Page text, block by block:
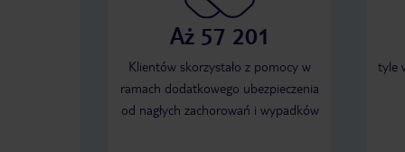
Aż 57 201
Klientów skorzystało z pomocy w
ramach dodatkowego ubezpieczenia
od nagłych zachorowań i wypadków
tyle